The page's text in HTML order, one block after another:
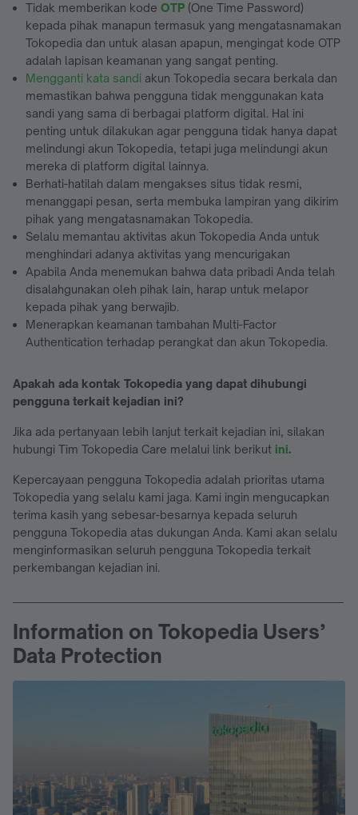
Tidak memberikan kode OTP (One Time Password)
kepada pihak manapun termasuk yang mengatasnamakan
Tokopedia dan untuk alasan apapun, mengingat kode OTP
adalah lapisan keamanan yang sangat penting.
Mengganti kata sandi akun Tokopedia secara berkala dan
memastikan bahwa pengguna tidak menggunakan kata
sandi yang sama di berbagai platform digital. Hal ini
penting untuk dilakukan agar pengguna tidak hanya dapat
melindungi akun Tokopedia, tetapi juga melindungi akun
mereka di platform digital lainnya.
Berhati-hatilah dalam mengakses situs tidak resmi,
menanggapi pesan, serta membuka lampiran yang dikirim
pihak yang mengatasnamakan Tokopedia.
Selalu memantau aktivitas akun Tokopedia Anda untuk
menghindari adanya aktivitas yang mencurigakan
Apabila Anda menemukan bahwa data pribadi Anda telah
disalahgunakan oleh pihak lain, harap untuk melapor
kepada pihak yang berwajib.
Menerapkan keamanan tambahan Multi-Factor
Authentication terhadap perangkat dan akun Tokopedia.
Apakah ada kontak Tokopedia yang dapat dihubungi
pengguna terkait kejadian ini?
Jika ada pertanyaan lebih lanjut terkait kejadian ini, silakan
hubungi Tim Tokopedia Care melalui link berikut ini.
Kepercayaan pengguna Tokopedia adalah prioritas utama
Tokopedia yang selalu kami jaga. Kami ingin mengucapkan
terima kasih yang sebesar-besarnya kepada seluruh
pengguna Tokopedia atas dukungan Anda. Kami akan selalu
menginformasikan seluruh pengguna Tokopedia terkait
perkembangan kejadian ini.
Information on Tokopedia Users’
Data Protection